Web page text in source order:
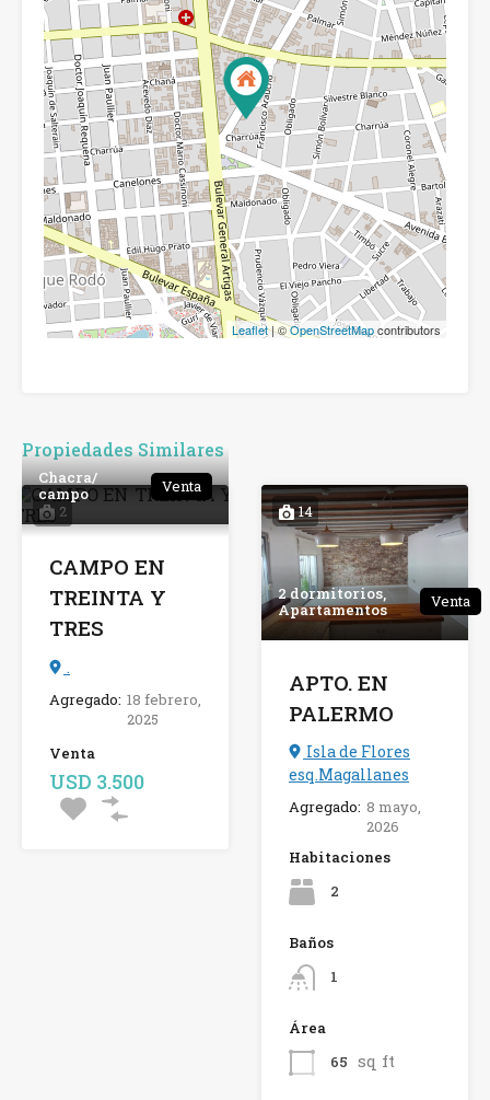
Leaflet| ©OpenStreetMapcontributors
Propiedades Similares
2
Chacra/
campo
Venta
CAMPO EN
TREINTA Y
TRES
.
Agregado: 18 febrero,
2025
Venta
USD 3.500
14
2 dormitorios,
Apartamentos
Venta
APTO. EN
PALERMO
Isla de Flores
esq.Magallanes
Agregado: 8 mayo,
2026
Habitaciones
2
Baños
1
Área
65 sq ft